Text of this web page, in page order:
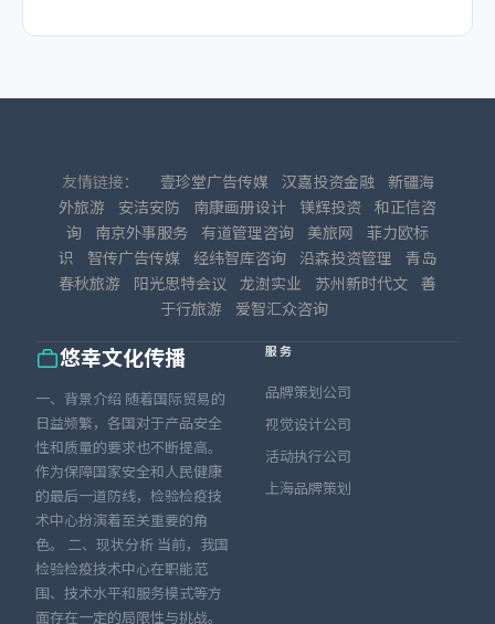
友情链接： 壹珍堂广告传媒 汉嘉投资金融
新疆海
外旅游
安洁安防 南康画册设计 镁辉投资 和正信咨
询
南京外事服务 有道管理咨询 美旅网
菲力欧标
识
智传广告传媒 经纬智库咨询 沿森投资管理
青岛
春秋旅游
阳光思特会议 龙澍实业 苏州新时代文 善
于行旅游
爱智汇众咨询
悠幸文化传播
一、背景介绍 随着国际贸易的
日益频繁，各国对于产品安全
性和质量的要求也不断提高。
作为保障国家安全和人民健康
的最后一道防线，检验检疫技
术中心扮演着至关重要的角
色。 二、现状分析 当前，我国
检验检疫技术中心在职能范
围、技术水平和服务模式等方
面存在一定的局限性与挑战。
服务
品牌策划公司
视觉设计公司
活动执行公司
上海品牌策划